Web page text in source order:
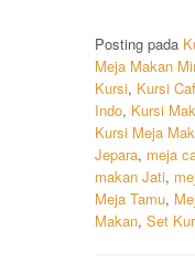
Posting pada
Meja Makan
Kursi, Kursi
Indo, Kursi
Kursi Meja
Jepara, meja
makan Jati,
Meja Tamu,
Makan, Set